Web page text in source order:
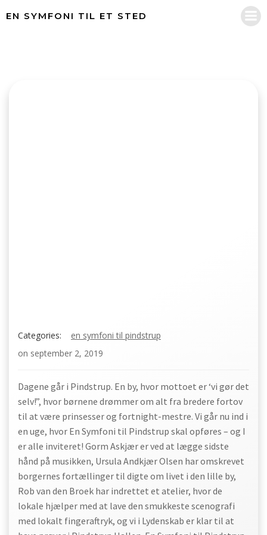
til
EN SYMFONI TIL ET STED
Categories:
en symfoni til pindstrup
on september 2, 2019
Dagene går i Pindstrup. En by, hvor mottoet er ‘vi gør det
selv!”, hvor børnene drømmer om alt fra bredere fortov
til at være prinsesser og fortnight-mestre. Vi går nu ind i
en uge, hvor En Symfoni til Pindstrup skal opføres – og I
er alle inviteret! Gorm Askjær er ved at lægge sidste
hånd på musikken, Ursula Andkjær Olsen har omskrevet
borgernes fortællinger til digte om livet i den lille by,
Rob van den Broek har indrettet et atelier, hvor de
lokale hjælper med at lave den smukkeste scenografi
med lokalt fingeraftryk, og vi i Lydenskab er klar til at